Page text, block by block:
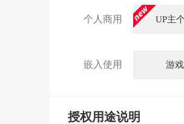
个人商用 UP主
嵌入使用 游
授权用途说明